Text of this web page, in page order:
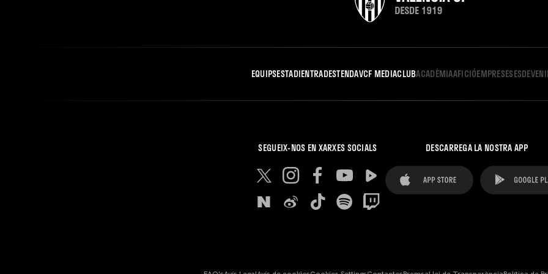
EQUIPSESTADIENTRADESTENDAVCF MEDIACLUBACADÈMIAAFICIÓEMPRESES
SEGUEIX-NOS EN XARXES SOCIALS DESCARREGA LA NOSTRA APP